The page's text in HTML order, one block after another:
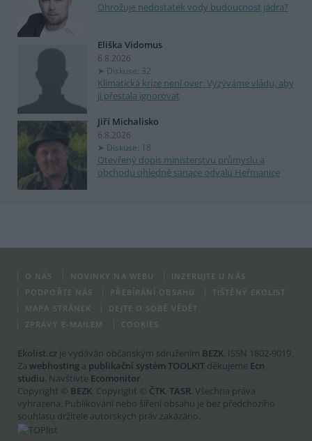
Ohrožuje nedostatek vody budoucnost jádra?
Eliška Vidomus
6.8.2026
Diskuse: 32
Klimatická krize není over. Vyzýváme vládu, aby
ji přestala ignorovat
Jiří Michalisko
6.8.2026
Diskuse: 18
Otevřený dopis ministerstvu průmyslu a
obchodu ohledně sanace odvalu Heřmanice
O NÁS NOVINKY NA WEBU
INZERUJTE U NÁS
PODPOŘTE NÁS
PŘEBÍRÁNÍ OBSAHU
TIŠTĚNÝ EKOLIST
MAPA STRÁNEK
DEJTE O SOBĚ VĚDĚT
ZPRÁVY E-MAILEM
COOKIES
Ekolist.cz je vydáván občanským sdružením BEZK. ISSN 1802-9019.
Za webhosting a publikační systém TOOLKIT děkujeme Ecn
studiu. Navštivte Ecomonitor.
Copyright © BEZK. Copyright © ČTK, TASR. Všechna práva
vyhrazena. Publikování nebo šíření obsahu je bez předchozího
souhlasu držitele autorských práv zakázáno.